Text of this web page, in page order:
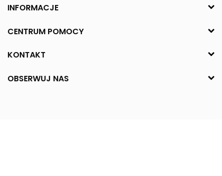
INFORMACJE
CENTRUM POMOCY
KONTAKT
OBSERWUJ NAS